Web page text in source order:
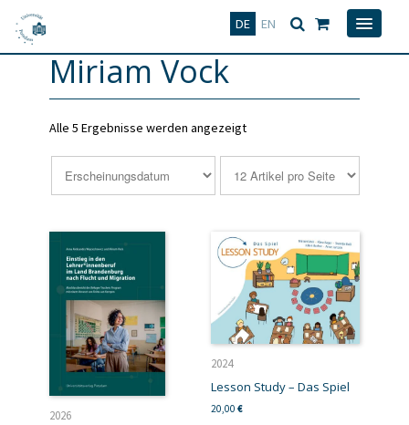
DE EN
Deutsch
Miriam Vock
Alle 5 Ergebnisse werden angezeigt
2026
2024
Lesson Study – Das Spiel
20,00 €